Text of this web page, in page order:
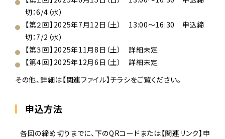
切：6/4（水）
【第２回】2025年7月12日（土） 13:00～16:30 申込締
切：7/2（水）
【第３回】2025年11月8日（土） 詳細未定
【第４回】2025年12月6日（土） 詳細未定
その他、詳細は【関連ファイル】チラシをご覧ください。
申込方法
各回の締め切りまでに、下のQRコードまたは【関連リンク】申